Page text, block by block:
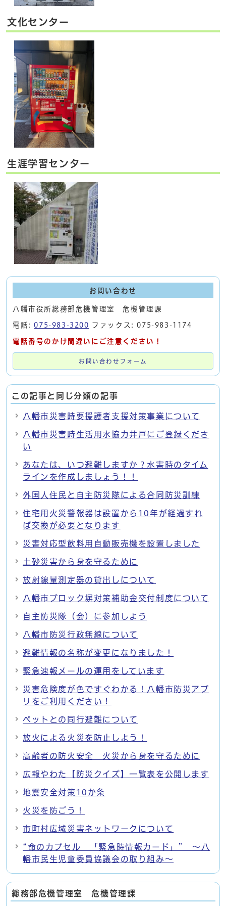
文化センター
生涯学習センター
お問い合わせ
八幡市役所総務部危機管理室 危機管理課
電話:075-983-3200 ファックス: 075-983-1174
電話番号のかけ間違いにご注意ください！
お問い合わせフォーム
この記事と同じ分類の記事
八幡市災害時要援護者支援対策事業について
八幡市災害時生活用水協力井戸にご登録くださ
い
あなたは、いつ避難しますか？水害時のタイム
ラインを作成しましょう！！
外国人住民と自主防災隊による合同防災訓練
住宅用火災警報器は設置から10年が経過すれ
ば交換が必要となります
災害対応型飲料用自動販売機を設置しました
土砂災害から身を守るために
放射線量測定器の貸出しについて
八幡市ブロック塀対策補助金交付制度について
自主防災隊（会）に参加しよう
八幡市防災行政無線について
避難情報の名称が変更になりました！
緊急速報メールの運用をしています
災害危険度が色ですぐわかる！八幡市防災アプ
リをご利用ください！
ペットとの同行避難について
放火による火災を防止しよう！
高齢者の防火安全 火災から身を守るために
広報やわた【防災クイズ】一覧表を公開します
地震安全対策10か条
火災を防ごう！
市町村広域災害ネットワークについて
“命のカプセル 「緊急時情報カード」” ～八
幡市民生児童委員協議会の取り組み～
総務部危機管理室 危機管理課